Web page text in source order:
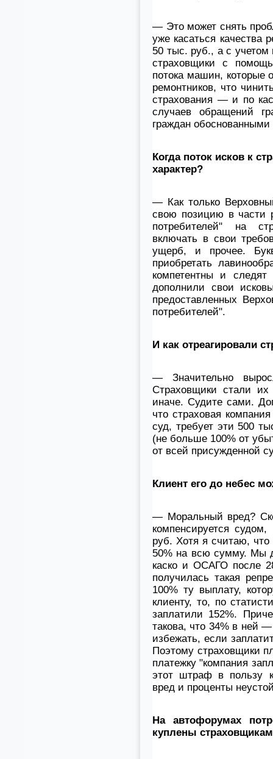
— Это может снять
уже касаться качества
50 тыс. руб., а с учетом
страховщики с
потока машин, которые
ремонтников, что
страхования — и по
случаев обращений
граждан
Когда поток исков к
характер?
— Как только
свою позицию в части
потребителей" на
включать в свои
ущерб, и прочее.
приобретать
компетентны и
дополнили свои
предоставленных
потребителей".
И как отреагировали
— Значительно
Страховщики стали
иначе. Судите сами.
что страховая
суд, требует эти 500
(не больше 100% от
от всей присужденной
Клиент его до небес
— Моральный вред?
компенсируется
руб. Хотя я считаю,
50% на всю сумму. Мы
каско и ОСАГО после
получилась такая
100% ту выплату,
клиенту, то, по
заплатили 152%.
такова, что 34% в ней
избежать, если
Поэтому страховщики
платежку "компания
этот штраф в пользу
вред и проценты
На автофорумах
куплены